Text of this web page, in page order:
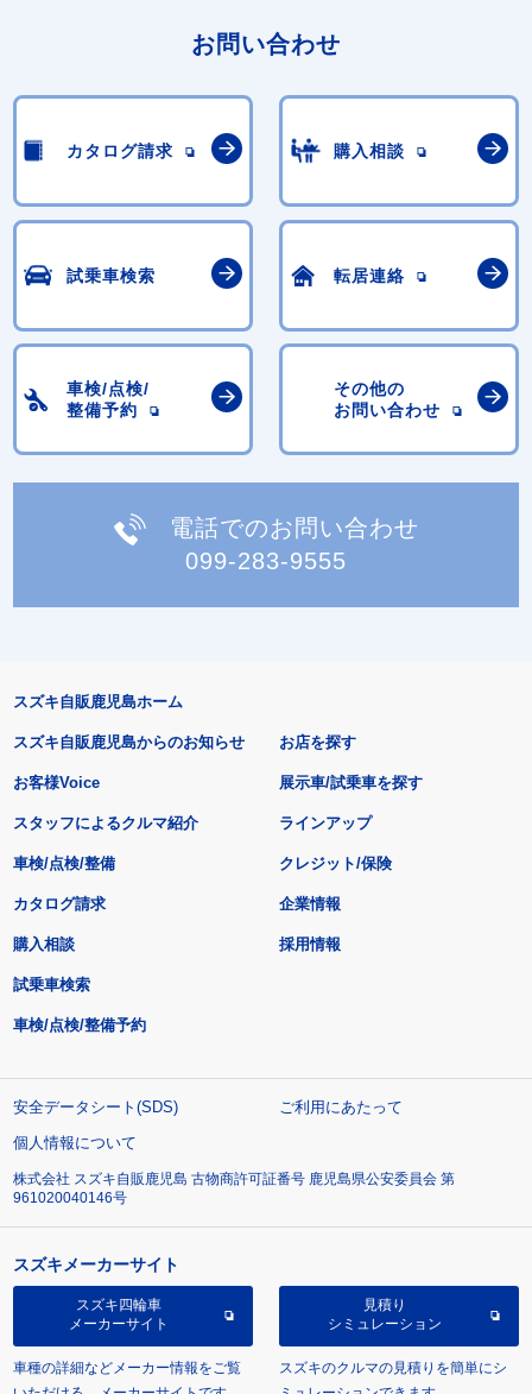
お問い合わせ
カタログ請求 購入相談
試乗車検索 転居連絡
車検/点検/
整備予約
その他の
お問い合わせ
電話でのお問い合わせ
099-283-9555
スズキ自販鹿児島ホーム
スズキ自販鹿児島からのお知らせ
お客様Voice
スタッフによるクルマ紹介
お店を探す
展示車/試乗車を探す
ラインアップ
車検/点検/整備 クレジット/保険
カタログ請求
購入相談
試乗車検索
車検/点検/整備予約
企業情報
採用情報
安全データシート(SDS)
ご利用にあたって
個人情報について
株式会社 スズキ自販鹿児島 古物商許可証番号 鹿児島県公安委員会 第
961020040146号
スズキメーカーサイト
スズキ四輪車
メーカーサイト
車種の詳細などメーカー情報をご覧
見積り
シミュレーション
スズキのクルマの見積りを簡単にシ